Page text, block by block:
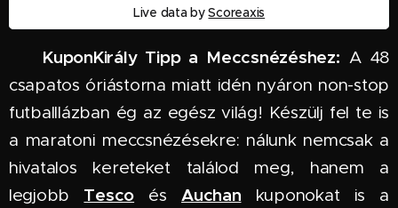
Live data byScoreaxis
KuponKirály Tipp a Meccsnézéshez: A 48
csapatos óriástorna miatt idén nyáron non-stop
futballlázban ég az egész világ! Készülj fel te is
a maratoni meccsnézésekre: nálunk nemcsak a
hivatalos kereteket találod meg, hanem a
legjobb Tesco ésAuchan kuponokat is a